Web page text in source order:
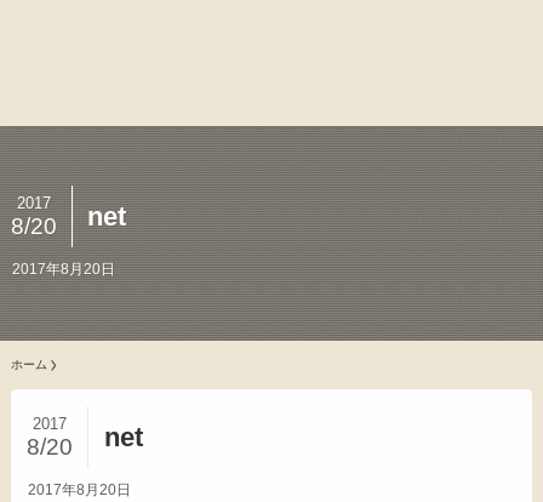
net
2017
8/20
2017年8月20日
ホーム
net
2017
8/20
2017年8月20日